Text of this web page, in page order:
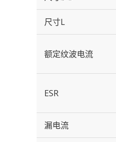
尺寸L
额定纹波电流
ESR
漏电流